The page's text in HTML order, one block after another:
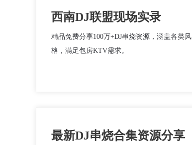
西南DJ联盟现场实录
精品免费分享100万+DJ串烧资源，涵盖各类风
格，满足包房KTV需求。
最新DJ串烧合集资源分享